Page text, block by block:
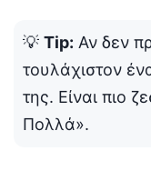
💡 Tip: Αν δεν
τουλάχιστον
της. Είναι πιο
Πολλά».